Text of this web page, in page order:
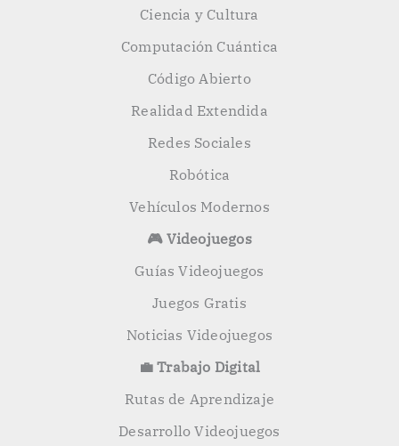
Ciencia y Cultura
Computación Cuántica
Código Abierto
Realidad Extendida
Redes Sociales
Robótica
Vehículos Modernos
🎮 Videojuegos
Guías Videojuegos
Juegos Gratis
Noticias Videojuegos
💼 Trabajo Digital
Rutas de Aprendizaje
Desarrollo Videojuegos